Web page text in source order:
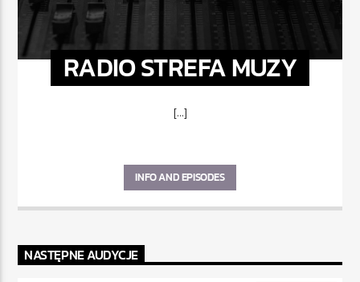
RADIO STREFA MUZY
[...]
INFO AND EPISODES
NASTĘPNE AUDYCJE